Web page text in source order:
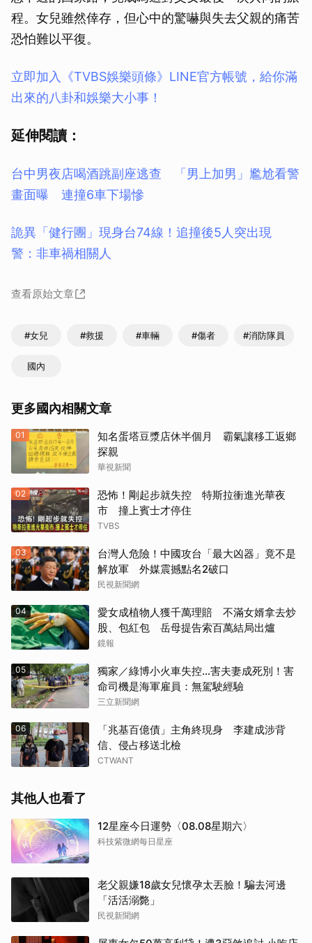
程。女兒雖然倖存，但心中的驚嚇與失去父親的痛苦
恐怕難以平復。
立即加入《TVBS娛樂頭條》LINE官方帳號，給你滿
出來的八卦和娛樂大小事！
延伸閱讀：
台中男夜店喝酒跳副座逃查 「男上加男」尷尬看警
畫面曝 連撞6車下場慘
詭異「健行團」現身台74線！追撞後5人突出現
警：非車禍相關人
查看原始文章
#女兒 #救援 #車輛 #傷者 #消防隊員
國內
更多國內相關文章
01
知名蛋塔豆漿店休半個月 霸氣讓移工返鄉
探親
華視新聞
02
恐怖！剛起步就失控 特斯拉衝進光華夜
市 撞上賓士才停住
TVBS
03
台灣人危險！中國攻台「最大凶器」竟不是
解放軍 外媒震撼點名2破口
民視新聞網
04
愛女成植物人獲千萬理賠 不滿女婿拿去炒
股、包紅包 岳母提告索百萬結局出爐
鏡報
05
獨家／綠博小火車失控…害夫妻成死別！害
命司機是海軍雇員：無駕駛經驗
三立新聞網
06
「兆基百億債」主角終現身 李建成涉背
信、侵占移送北檢
CTWANT
其他人也看了
12星座今日運勢〈08.08星期六〉
科技紫微網每日星座
老父親嫌18歲女兒懷孕太丟臉！騙去河邊
「活活溺斃」
民視新聞網